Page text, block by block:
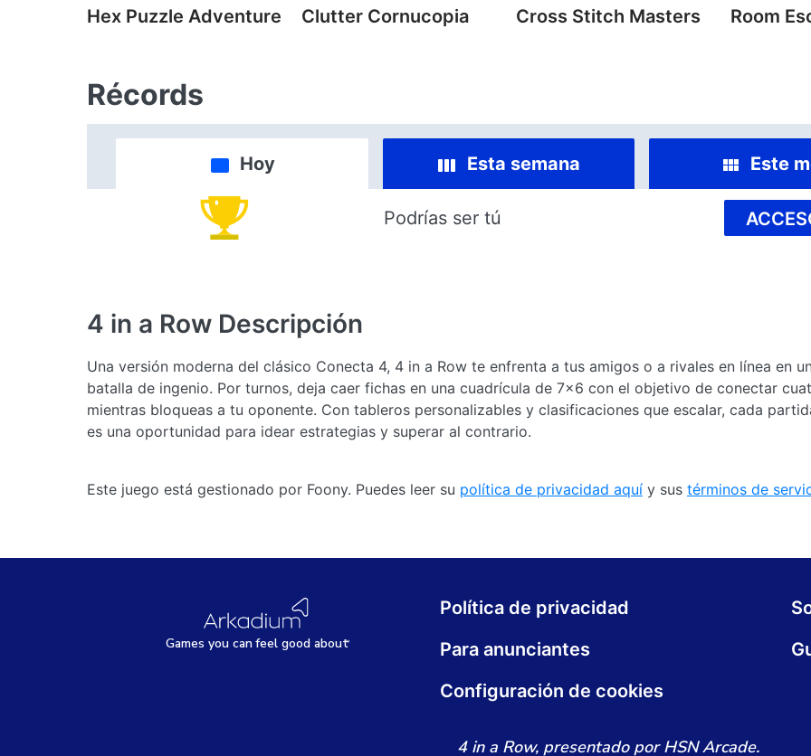
Hex Puzzle Adventure Clutter Cornucopia Cross Stitch Masters Room
Récords
Hoy Esta semana Este
Podrías ser tú
4 in a Row Descripción
Una versión moderna del clásico Conecta 4, 4 in a Row te enfrenta a tus amigos o a rivales en línea en
batalla de ingenio. Por turnos, deja caer fichas en una cuadrícula de 7x6 con el objetivo de conectar
mientras bloqueas a tu oponente. Con tableros personalizables y clasificaciones que escalar, cada
es una oportunidad para idear estrategias y superar al contrario.
Este juego está gestionado por Foony. Puedes leer su política de privacidad aquí y sus términos de
Games you canfeel good about
Política de privacidad
Para anunciantes
Configuración de cookies
4 in a Row, presentado por HSN Arcade.